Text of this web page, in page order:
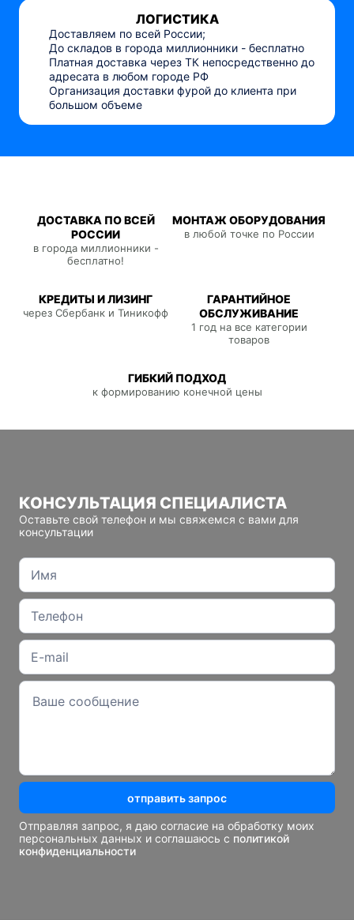
ЛОГИСТИКА
Доставляем по всей России;
До складов в города миллионники - бесплатно
Платная доставка через ТК непосредственно до
адресата в любом городе РФ
Организация доставки фурой до клиента при
большом объеме
ДОСТАВКА ПО ВСЕЙ
РОССИИ
в города миллионники -
бесплатно!
МОНТАЖ ОБОРУДОВАНИЯ
в любой точке по России
КРЕДИТЫ И ЛИЗИНГ
через Сбербанк и Тиникофф
ГАРАНТИЙНОЕ
ОБСЛУЖИВАНИЕ
1 год на все категории
товаров
ГИБКИЙ ПОДХОД
к формированию конечной цены
КОНСУЛЬТАЦИЯ СПЕЦИАЛИСТА
Оставьте свой телефон и мы свяжемся с вами для
консультации
отправить запрос
Отправляя запрос, я даю согласие на обработку моих
персональных данных и соглашаюсь с политикой
конфиденциальности